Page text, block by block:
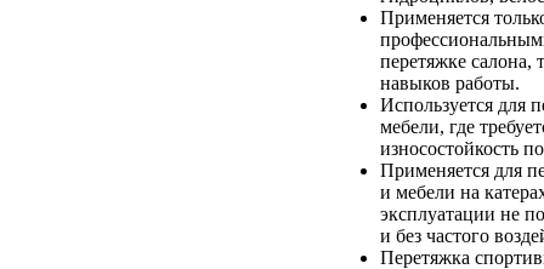
Применяется
перетяжке салона,
навыков работы.
Используется для
мебели, где
износостойкость
Применяется для
и мебели на
эксплуатации не
и без частого
Перетяжка